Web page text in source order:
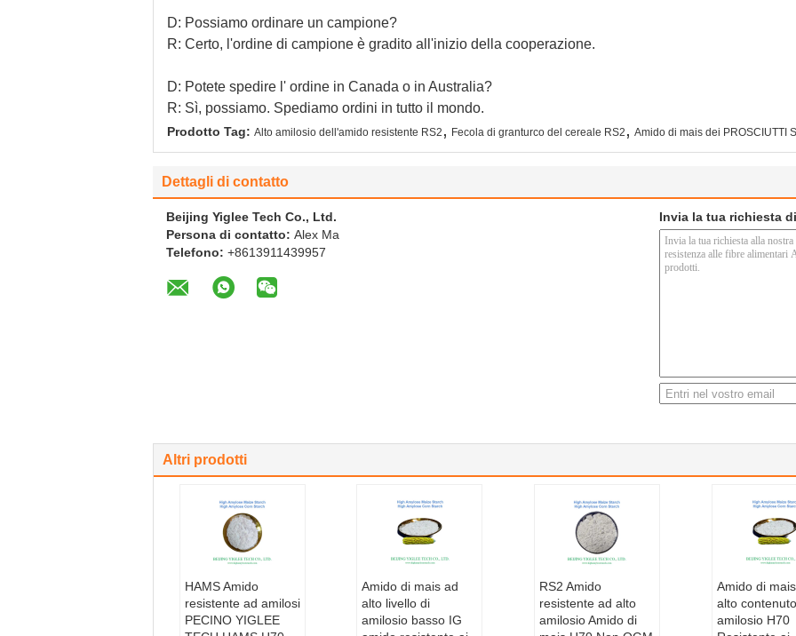
D: Possiamo ordinare un campione?
R: Certo, l'ordine di campione è gradito all'inizio della cooperazione.
D: Potete spedire l' ordine in Canada o in Australia?
R: Sì, possiamo. Spediamo ordini in tutto il mondo.
Prodotto Tag: Alto amilosio dell'amido resistente RS2 , Fecola di granturco del cereale RS2 , Amido di mais dei PROSCIUTTI
Dettagli di contatto
Beijing Yiglee Tech Co., Ltd.
Persona di contatto: Alex Ma
Telefono: +8613911439957
Invia la tua richiesta
Altri prodotti
HAMS Amido
resistente ad amilosi
PECINO YIGLEE
Amido di mais ad
alto livello di
amilosio basso IG
RS2 Amido
resistente ad alto
amilosio Amido di
Amido di
alto
amilosio H70